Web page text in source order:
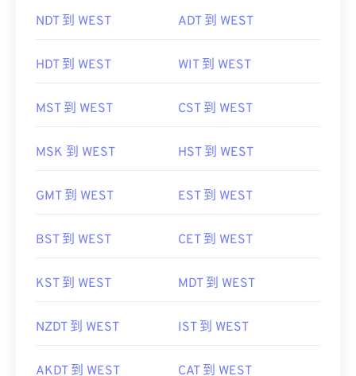
NDT 到 WEST ADT 到 WEST
HDT 到 WEST WIT 到 WEST
MST 到 WEST CST 到 WEST
MSK 到 WEST HST 到 WEST
GMT 到 WEST EST 到 WEST
BST 到 WEST CET 到 WEST
KST 到 WEST MDT 到 WEST
NZDT 到 WEST IST 到 WEST
AKDT 到 WEST CAT 到 WEST